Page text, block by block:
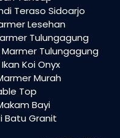
Teraso Sidoarjo
Lesehan
Tulungagung
Tulungagung
Koi Onyx
Murah
Top
Bayi
Batu Granit